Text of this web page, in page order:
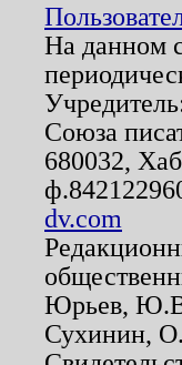
На данном
Союза
680032,
dv.com
Юрьев,
Сухинин,